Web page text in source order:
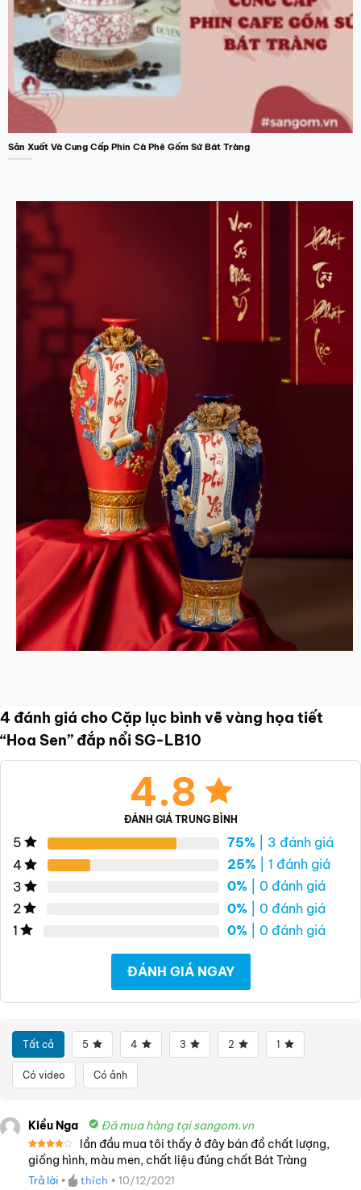
Sản Xuất Và Cung Cấp Phin Cà Phê Gốm Sứ Bát Tràng
4 đánh giá cho Cặp lục bình vẽ vàng họa tiết
“Hoa Sen” đắp nổi SG-LB10
4.8
ĐÁNH GIÁ TRUNG BÌNH
5 75% | 3 đánh giá
4
25% | 1 đánh giá
3
0% | 0 đánh giá
2
0% | 0 đánh giá
1
0% | 0 đánh giá
ĐÁNH GIÁ NGAY
Tất cả 5 4 3 2 1
Có video Có ảnh
Kiều Nga Đã mua hàng tại sangom.vn
Được
xếp
hạng4
5 sao
lần đầu mua tôi thấy ở đây bán đồ chất lượng,
giống hình, màu men, chất liệu đúng chất Bát Tràng
Trả lời • thích • 10/12/2021